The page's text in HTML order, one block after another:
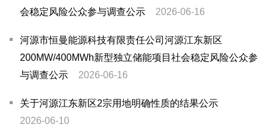
会稳定风险公众参与调查公示
2026-06-16
河源市恒曼能源科技有限责任公司河源江东新区
200MW/400MWh新型独立储能项目社会稳定风险公众参
与调查公示
2026-06-16
关于河源江东新区2宗用地明确性质的结果公示
2026-06-10